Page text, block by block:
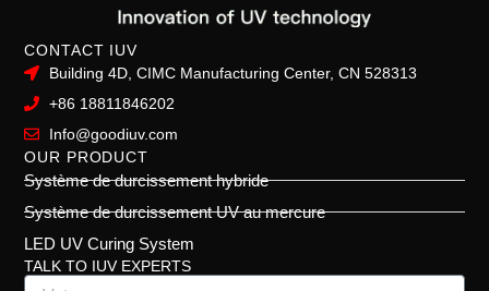
CONTACT IUV
Building 4D, CIMC Manufacturing Center, CN 528313
+86 18811846202
Info@goodiuv.com
OUR PRODUCT
Système de durcissement hybride
Système de durcissement UV au mercure
LED UV Curing System
TALK TO IUV EXPERTS